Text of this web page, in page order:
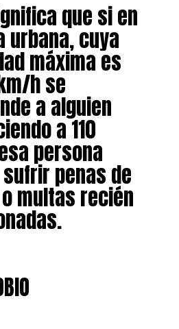
que si en
urbana, cuya
máxima es
h se
a alguien
a 110
persona
penas de
multas recién